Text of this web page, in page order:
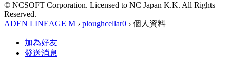
© NCSOFT Corporation. Licensed to NC Japan K.K. All Rights
Reserved.
ADEN LINEAGE M › ploughcellar0 › 個人資料
加為好友
發送消息